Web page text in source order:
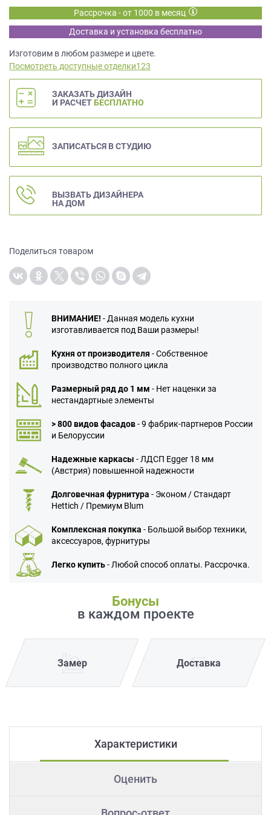
Рассрочка - от 1000 в месяц
Доставка и установка бесплатно
Изготовим в любом размере и цвете.
Посмотреть доступные отделки123
ЗАКАЗАТЬ ДИЗАЙН
И РАСЧЕТ БЕСПЛАТНО
ЗАПИСАТЬСЯ В СТУДИЮ
ВЫЗВАТЬ ДИЗАЙНЕРА
НА ДОМ
Поделиться товаром
ВНИМАНИЕ! - Данная модель кухни
изготавливается под Ваши размеры!
Кухня от производителя - Собственное
производство полного цикла
Размерный ряд до 1 мм - Нет наценки за
нестандартные элементы
> 800 видов фасадов- 9 фабрик-партнеров России
и Белоруссии
Надежные каркасы - ЛДСП Egger 18 мм
(Австрия) повышенной надежности
Долговечная фурнитура - Эконом / Стандарт
Hettich / Премиум Blum
Комплексная покупка - Большой выбор техники,
аксессуаров, фурнитуры
Легко купить- Любой способ оплаты. Рассрочка.
Бонусы
в каждом проекте
Замер Доставка
Характеристики
Оценить